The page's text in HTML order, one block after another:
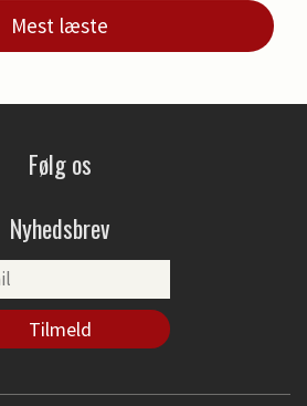
Mest læste
Følg os
Nyhedsbrev